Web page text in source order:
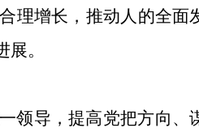
理增长，推动人的全面
。
导，提高党把方向、